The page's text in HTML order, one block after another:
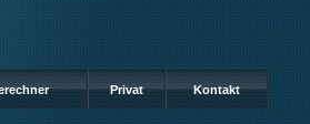
Privat Kontakt